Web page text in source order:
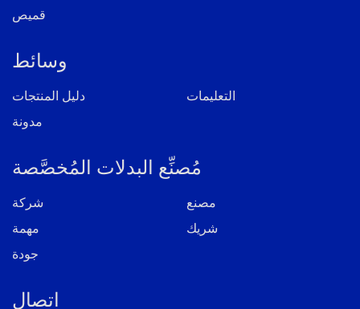
قميص
وسائط
دليل المنتجات
التعليمات
مدونة
مُصنِّع البدلات المُخصَّصة
شركة
مصنع
مهمة
شريك
جودة
اتصال